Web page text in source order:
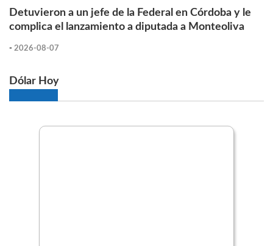
Detuvieron a un jefe de la Federal en Córdoba y le
complica el lanzamiento a diputada a Monteoliva
- 2026-08-07
Dólar Hoy